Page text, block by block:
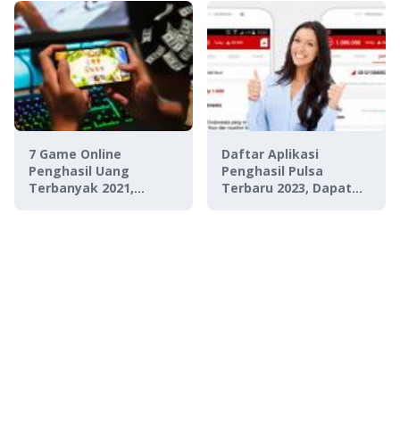
7 Game Online
Penghasil Uang
Terbanyak 2021,
Daftar Aplikasi
Penghasil Pulsa
Terbaru 2023, Dapat